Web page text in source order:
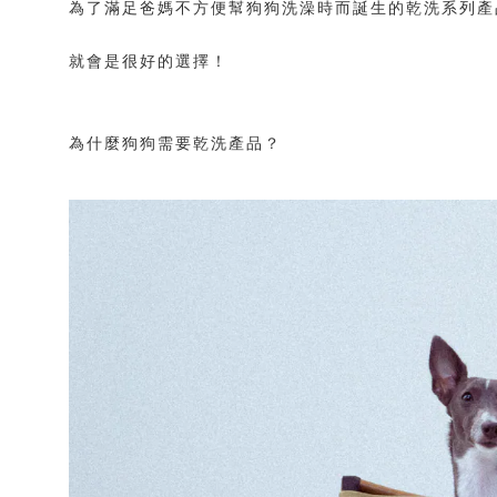
為了滿足爸媽不方便幫狗狗洗澡時而誕生的乾洗系列
就會是很好的選擇！
為什麼狗狗需要乾洗產品？